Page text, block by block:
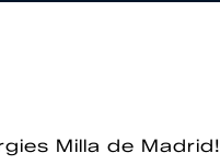
Milla de Madrid!